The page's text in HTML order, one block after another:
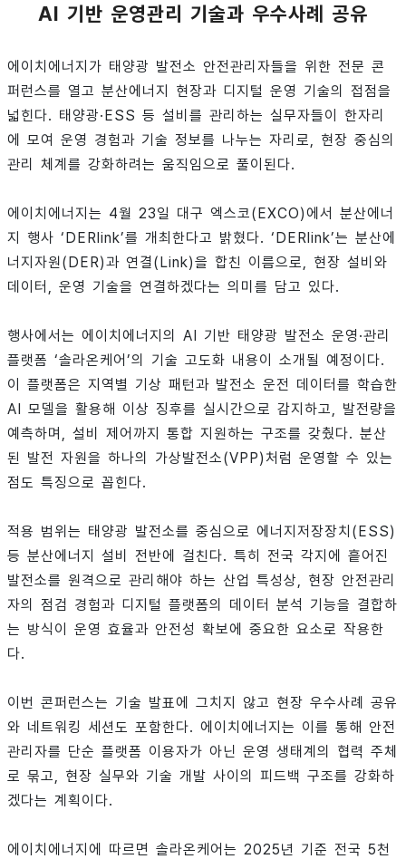
AI 기반 운영관리 기술과 우수사례 공유
에이치에너지가 태양광 발전소 안전관리자들을 위한 전문 콘
퍼런스를 열고 분산에너지 현장과 디지털 운영 기술의 접점을
넓힌다. 태양광·ESS 등 설비를 관리하는 실무자들이 한자리
에 모여 운영 경험과 기술 정보를 나누는 자리로, 현장 중심의
관리 체계를 강화하려는 움직임으로 풀이된다.
에이치에너지는 4월 23일 대구 엑스코(EXCO)에서 분산에너
지 행사 ‘DERlink’를 개최한다고 밝혔다. ‘DERlink’는 분산에
너지자원(DER)과 연결(Link)을 합친 이름으로, 현장 설비와
데이터, 운영 기술을 연결하겠다는 의미를 담고 있다.
행사에서는 에이치에너지의 AI 기반 태양광 발전소 운영·관리
플랫폼 ‘솔라온케어’의 기술 고도화 내용이 소개될 예정이다.
이 플랫폼은 지역별 기상 패턴과 발전소 운전 데이터를 학습한
AI 모델을 활용해 이상 징후를 실시간으로 감지하고, 발전량을
예측하며, 설비 제어까지 통합 지원하는 구조를 갖췄다. 분산
된 발전 자원을 하나의 가상발전소(VPP)처럼 운영할 수 있는
점도 특징으로 꼽힌다.
적용 범위는 태양광 발전소를 중심으로 에너지저장장치(ESS)
등 분산에너지 설비 전반에 걸친다. 특히 전국 각지에 흩어진
발전소를 원격으로 관리해야 하는 산업 특성상, 현장 안전관리
자의 점검 경험과 디지털 플랫폼의 데이터 분석 기능을 결합하
는 방식이 운영 효율과 안전성 확보에 중요한 요소로 작용한
다.
이번 콘퍼런스는 기술 발표에 그치지 않고 현장 우수사례 공유
와 네트워킹 세션도 포함한다. 에이치에너지는 이를 통해 안전
관리자를 단순 플랫폼 이용자가 아닌 운영 생태계의 협력 주체
로 묶고, 현장 실무와 기술 개발 사이의 피드백 구조를 강화하
겠다는 계획이다.
에이치에너지에 따르면 솔라온케어는 2025년 기준 전국 5천